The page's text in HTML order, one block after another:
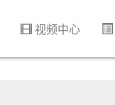
视频中心